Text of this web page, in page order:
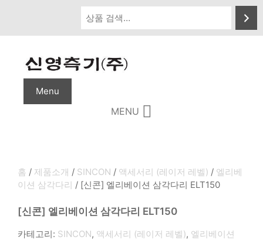
Menu
MENU
홈 / 제품소개 / SINCON / 액세서리 (레이저 레벨) / 엘리베
이션 삼각다리 / [신콘] 엘리베이션 삼각다리 ELT150
[신콘] 엘리베이션 삼각다리 ELT150
카테고리: SINCON, 액세서리 (레이저 레벨), 엘리베이션